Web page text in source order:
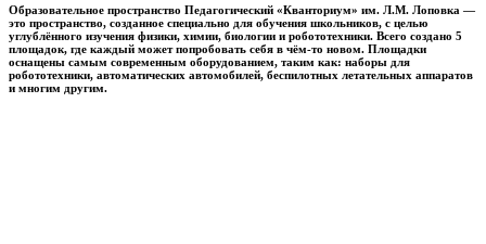
Образовательное пространство Педагогический «Кванториум» им. Л.М. Лоповка —
это пространство, созданное специально для обучения школьников, с целью
углублённого изучения физики, химии, биологии и робототехники. Всего создано 5
площадок, где каждый может попробовать себя в чём-то новом. Площадки
оснащены самым современным оборудованием, таким как: наборы для
робототехники, автоматических автомобилей, беспилотных летательных аппаратов
и многим другим.